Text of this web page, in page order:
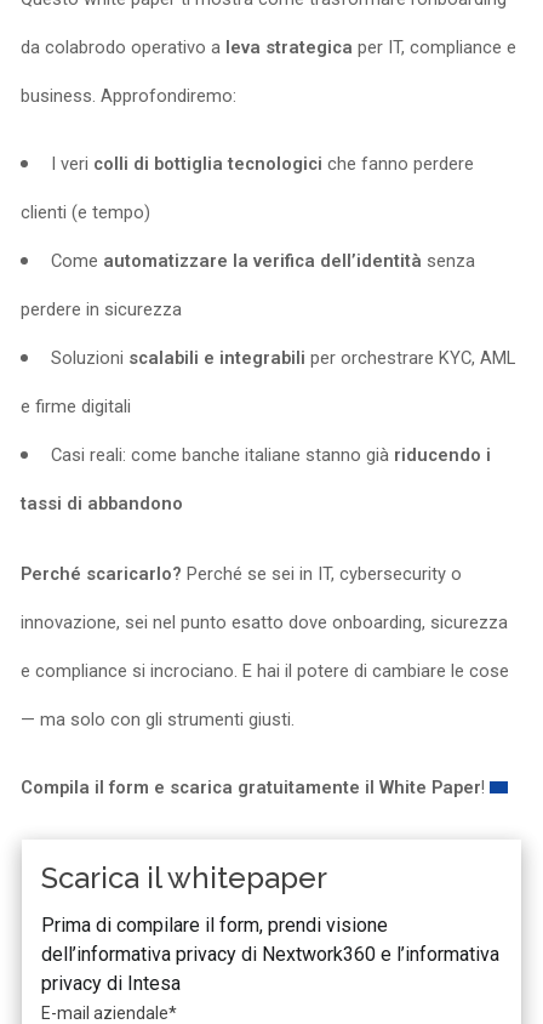
da colabrodo operativo a leva strategica per IT, compliance e
business. Approfondiremo:
I veri colli di bottiglia tecnologici che fanno perdere
clienti (e tempo)
Come automatizzare la verifica dell’identità senza
perdere in sicurezza
Soluzioni scalabili e integrabili per orchestrare KYC, AML
e firme digitali
Casi reali: come banche italiane stanno già riducendo i
tassi di abbandono
Perché scaricarlo? Perché se sei in IT, cybersecurity o
innovazione, sei nel punto esatto dove onboarding, sicurezza
e compliance si incrociano. E hai il potere di cambiare le cose
— ma solo con gli strumenti giusti.
Compila il form e scarica gratuitamente il White Paper!
Scarica il whitepaper
Prima di compilare il form, prendi visione
dell’informativa privacy di Nextwork360 e l’informativa
privacy di Intesa
E-mail aziendale*